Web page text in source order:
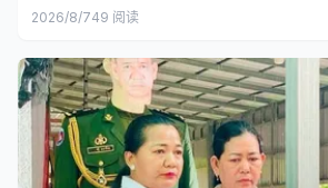
2026/8/749 阅读